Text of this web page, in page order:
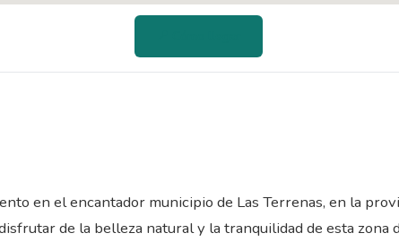
en el encantador municipio de Las Terrenas, en la
de la belleza natural y la tranquilidad de esta zona